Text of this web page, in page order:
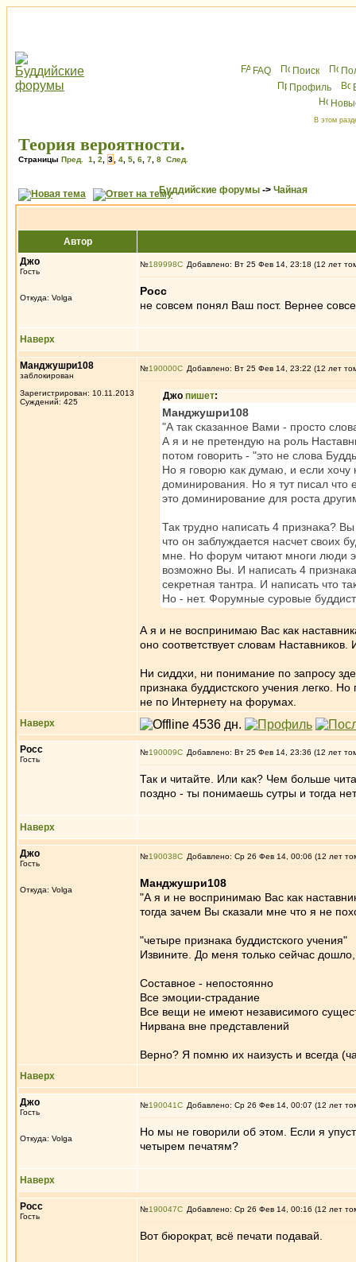
FAQ Поиск
Профиль
В этом
Теория вероятности.
Страницы Пред. 1 2 3 4 5 6 7 8 След.
Буддийские форумы -> Чайная
Автор
Джо
Гость
Откуда: Volga
№189998 Добавлено: Вт 25 Фев 14, 23:18 (12 лет
Росс
не совсем понял Ваш пост. Вернее
Наверх
Манджушри108
заблокирован
Зарегистрирован: 10.11.2013
Суждений: 425
№190000 Добавлено: Вт 25 Фев 14, 23:22 (12 лет
Джо пишет:
Манджушри108
"А так сказанное Вами - просто
А я и не претендую на роль
потом говорить - "это не слова
Но я говорю как думаю, и если хочу
доминирования. Но я тут писал что
это доминирование для роста
Так трудно написать 4 признака?
что он заблуждается насчет своих
мне. Но форум читают многи люди
возможно Вы. И написать 4
секретная тантра. И написать что
Но - нет. Форумные суровые
А я и не воспринимаю Вас как
оно соответствует словам
Ни сиддхи, ни понимание по запросу
признака буддистского учения легко.
не по Интернету на форумах.
Наверх
Росс
Гость
№190009 Добавлено: Вт 25 Фев 14, 23:36 (12 лет
Так и читайте. Или как? Чем больше
поздно - ты понимаешь сутры и тогда
Наверх
Джо
Гость
Откуда: Volga
№190038 Добавлено: Ср 26 Фев 14, 00:06 (12 лет
Манджушри108
"А я и не воспринимаю Вас как
тогда зачем Вы сказали мне что я не
"четыре признака буддистского учения"
Извините. До меня только сейчас
Составное - непостоянно
Все эмоции-страдание
Все вещи не имеют независимого
Нирвана вне представлений
Верно? Я помню их наизусть и всегда
Наверх
Джо
Гость
Откуда: Volga
№190041 Добавлено: Ср 26 Фев 14, 00:07 (12 лет
Но мы не говорили об этом. Если я
четырем печатям?
Наверх
Росс
Гость
№190047 Добавлено: Ср 26 Фев 14, 00:16 (12 лет
Вот бюрократ, всё печати подавай.